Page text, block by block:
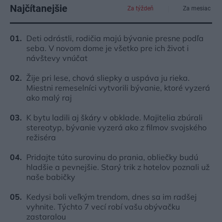
Najčítanejšie Za týždeň Za mesiac
Deti odrástli, rodičia majú bývanie presne podľa
seba. V novom dome je všetko pre ich život i
návštevy vnúčat
Žije pri lese, chová sliepky a uspáva ju rieka.
Miestni remeselníci vytvorili bývanie, ktoré vyzerá
ako malý raj
K bytu ladili aj škáry v obklade. Majitelia zbúrali
stereotyp, bývanie vyzerá ako z filmov svojského
režiséra
Pridajte túto surovinu do prania, obliečky budú
hladšie a pevnejšie. Starý trik z hotelov poznali už
naše babičky
Kedysi boli veľkým trendom, dnes sa im radšej
vyhnite. Týchto 7 vecí robí vašu obývačku
zastaralou